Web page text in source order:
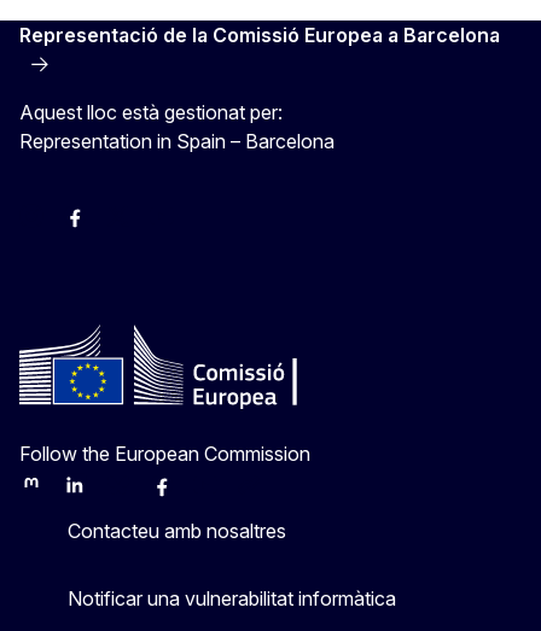
Representació de la Comissió Europea a Barcelona
Aquest lloc està gestionat per:
Representation in Spain – Barcelona
InstagramFacebook
Follow the European Commission
MastodonLinkedInBlueskyFacebook
Contacteu amb nosaltres
Notificar una vulnerabilitat informàtica